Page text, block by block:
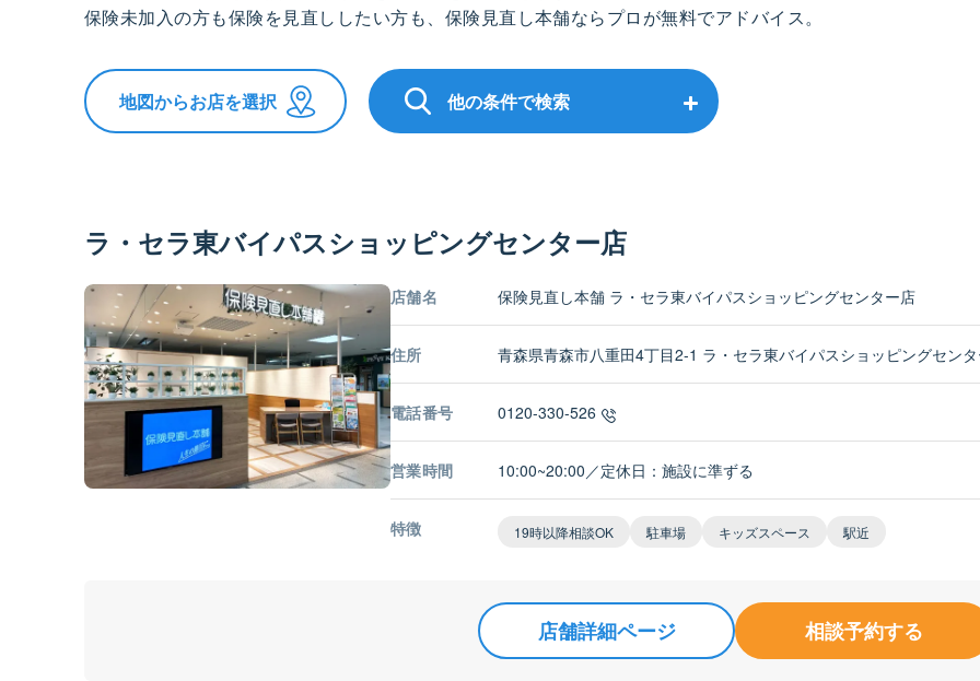
保険未加入の方も保険を見直ししたい方も、保険見直し本舗ならプロが無料でアドバイス。
地図からお店を選択 他の条件で検索
ラ・セラ東バイパスショッピングセンター店
店舗名 保険見直し本舗 ラ・セラ東バイパスショッピングセンター店
住所 青森県青森市八重田4丁目2-1 ラ・セラ東バイパスショッピングセン
電話番号 0120-330-526
営業時間 10:00~20:00／定休日：施設に準ずる
特徴 19時以降相談OK 駐車場 キッズスペース 駅近
店舗詳細ページ 相談予約する